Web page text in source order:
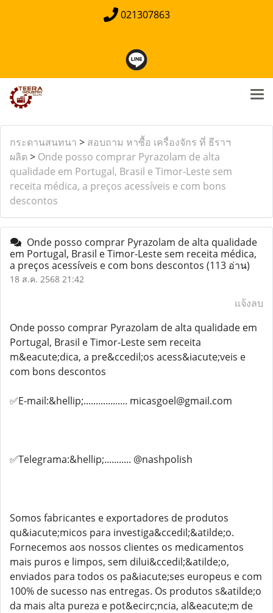
021307863
กระดานสนทนา > สอบถาม หาซื้อ เครื่องจักร ที่ ธีราฯ
ผลิต > Onde posso comprar Pyrazolam de alta
qualidade em Portugal, Brasil e Timor-Leste sem
receita médica, a preços acessíveis e com bons
descontos
Onde posso comprar Pyrazolam de alta qualidade
em Portugal, Brasil e Timor-Leste sem receita médica,
a preços acessíveis e com bons descontos (113 อ่าน)
18 ส.ค. 2568 21:42
แจ้งลบ
Onde posso comprar Pyrazolam de alta qualidade em
Portugal, Brasil e Timor-Leste sem receita
m&eacute;dica, a pre&ccedil;os acess&iacute;veis e
com bons descontos
✅E-mail:&hellip;.................. micasgoel@gmail.com
✅Telegrama:&hellip;........... @nashpolish
Somos fabricantes e exportadores de produtos
qu&iacute;micos para investiga&ccedil;&atilde;o.
Fornecemos aos nossos clientes os medicamentos
mais puros e limpos, sem dilui&ccedil;&atilde;o,
enviados para todos os pa&iacute;ses europeus e com
100% de sucesso nas entregas. Os produtos s&atilde;o
da mais alta pureza e pot&ecirc;ncia, al&eacute;m de